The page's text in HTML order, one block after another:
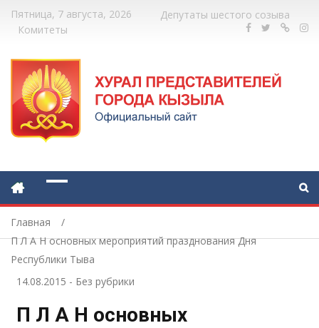
Пятница, 7 августа, 2026
Депутаты шестого созыва
Комитеты
Главная
П Л А Н основных мероприятий празднования Дня
Республики Тыва
14.08.2015 - Без рубрики
П Л А Н основных